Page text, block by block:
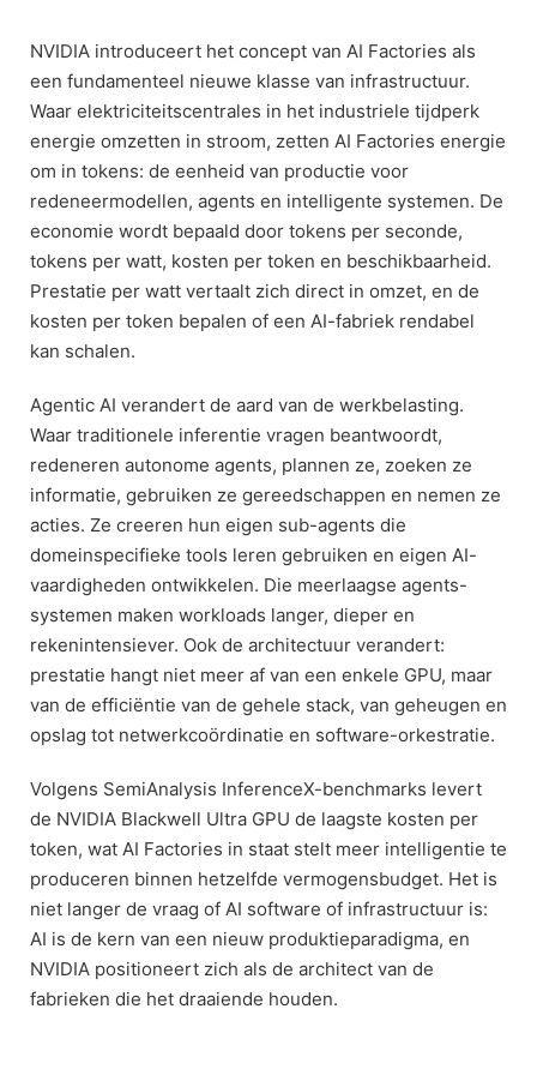
content
NVIDIA introduceert het concept van AI Factories als
een fundamenteel nieuwe klasse van infrastructuur.
Waar elektriciteitscentrales in het industriele tijdperk
energie omzetten in stroom, zetten AI Factories energie
om in tokens: de eenheid van productie voor
redeneermodellen, agents en intelligente systemen. De
economie wordt bepaald door tokens per seconde,
tokens per watt, kosten per token en beschikbaarheid.
Prestatie per watt vertaalt zich direct in omzet, en de
kosten per token bepalen of een AI-fabriek rendabel
kan schalen.
Agentic AI verandert de aard van de werkbelasting.
Waar traditionele inferentie vragen beantwoordt,
redeneren autonome agents, plannen ze, zoeken ze
informatie, gebruiken ze gereedschappen en nemen ze
acties. Ze creeren hun eigen sub-agents die
domeinspecifieke tools leren gebruiken en eigen AI-
vaardigheden ontwikkelen. Die meerlaagse agents-
systemen maken workloads langer, dieper en
rekenintensiever. Ook de architectuur verandert:
prestatie hangt niet meer af van een enkele GPU, maar
van de efficiëntie van de gehele stack, van geheugen en
opslag tot netwerkcoördinatie en software-orkestratie.
Volgens SemiAnalysis InferenceX-benchmarks levert
de NVIDIA Blackwell Ultra GPU de laagste kosten per
token, wat AI Factories in staat stelt meer intelligentie te
produceren binnen hetzelfde vermogensbudget. Het is
niet langer de vraag of AI software of infrastructuur is:
AI is de kern van een nieuw produktieparadigma, en
NVIDIA positioneert zich als de architect van de
fabrieken die het draaiende houden.